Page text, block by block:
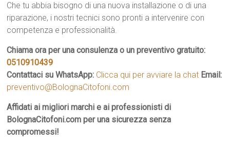
Che tu abbia bisogno di una nuova installazione o di una
riparazione, i nostri tecnici sono pronti a intervenire con
competenza e professionalità.
Chiama ora per una consulenza o un preventivo gratuito:
0510910439
Contattaci su WhatsApp: Clicca qui per avviare la chat Email:
preventivo@BolognaCitofoni.com
Affidati ai migliori marchi e ai professionisti di
BolognaCitofoni.com per una sicurezza senza
compromessi!